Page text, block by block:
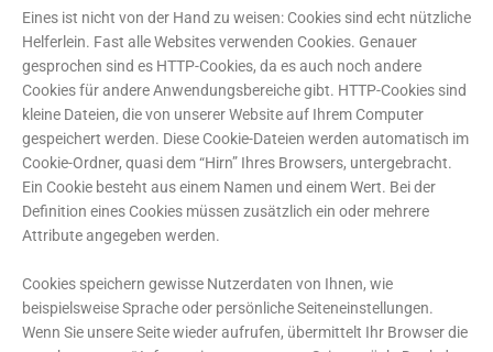
Eines ist nicht von der Hand zu weisen: Cookies sind echt nützliche
Helferlein. Fast alle Websites verwenden Cookies. Genauer
gesprochen sind es HTTP-Cookies, da es auch noch andere
Cookies für andere Anwendungsbereiche gibt. HTTP-Cookies sind
kleine Dateien, die von unserer Website auf Ihrem Computer
gespeichert werden. Diese Cookie-Dateien werden automatisch im
Cookie-Ordner, quasi dem “Hirn” Ihres Browsers, untergebracht.
Ein Cookie besteht aus einem Namen und einem Wert. Bei der
Definition eines Cookies müssen zusätzlich ein oder mehrere
Attribute angegeben werden.
Cookies speichern gewisse Nutzerdaten von Ihnen, wie
beispielsweise Sprache oder persönliche Seiteneinstellungen.
Wenn Sie unsere Seite wieder aufrufen, übermittelt Ihr Browser die